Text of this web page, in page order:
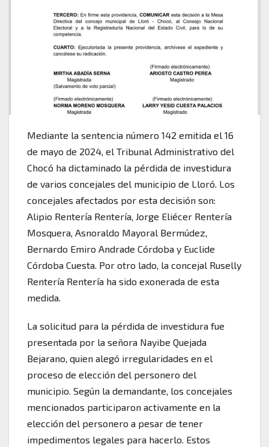
Mediante la sentencia número 142 emitida el 16
de mayo de 2024, el Tribunal Administrativo del
Chocó ha dictaminado la pérdida de investidura
de varios concejales del municipio de Lloró. Los
concejales afectados por esta decisión son:
Alipio Rentería Rentería, Jorge Eliécer Rentería
Mosquera, Asnoraldo Mayoral Bermúdez,
Bernardo Emiro Andrade Córdoba y Euclide
Córdoba Cuesta. Por otro lado, la concejal Ruselly
Rentería Rentería ha sido exonerada de esta
medida.
La solicitud para la pérdida de investidura fue
presentada por la señora Nayibe Quejada
Bejarano, quien alegó irregularidades en el
proceso de elección del personero del
municipio. Según la demandante, los concejales
mencionados participaron activamente en la
elección del personero a pesar de tener
impedimentos legales para hacerlo. Estos